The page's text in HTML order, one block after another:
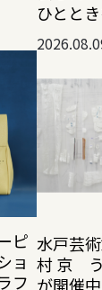
ひととき
ピ
ョ
フ
水戸芸
村 京 う
が開催中